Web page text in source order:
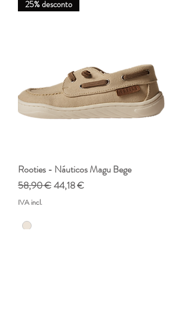
25% desconto
Rooties - Náuticos Magu Bege
Preço normal
58,90 €Preço promocional
44,18 €
IVA incl.